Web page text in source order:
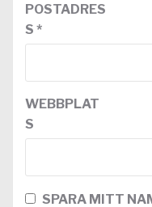
POSTADRES
S *
WEBBPLAT
S
SPARA MITT